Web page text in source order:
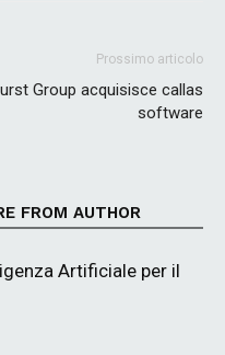
Prossimo articolo
Group acquisisce callas
software
FROM AUTHOR
Artificiale per il